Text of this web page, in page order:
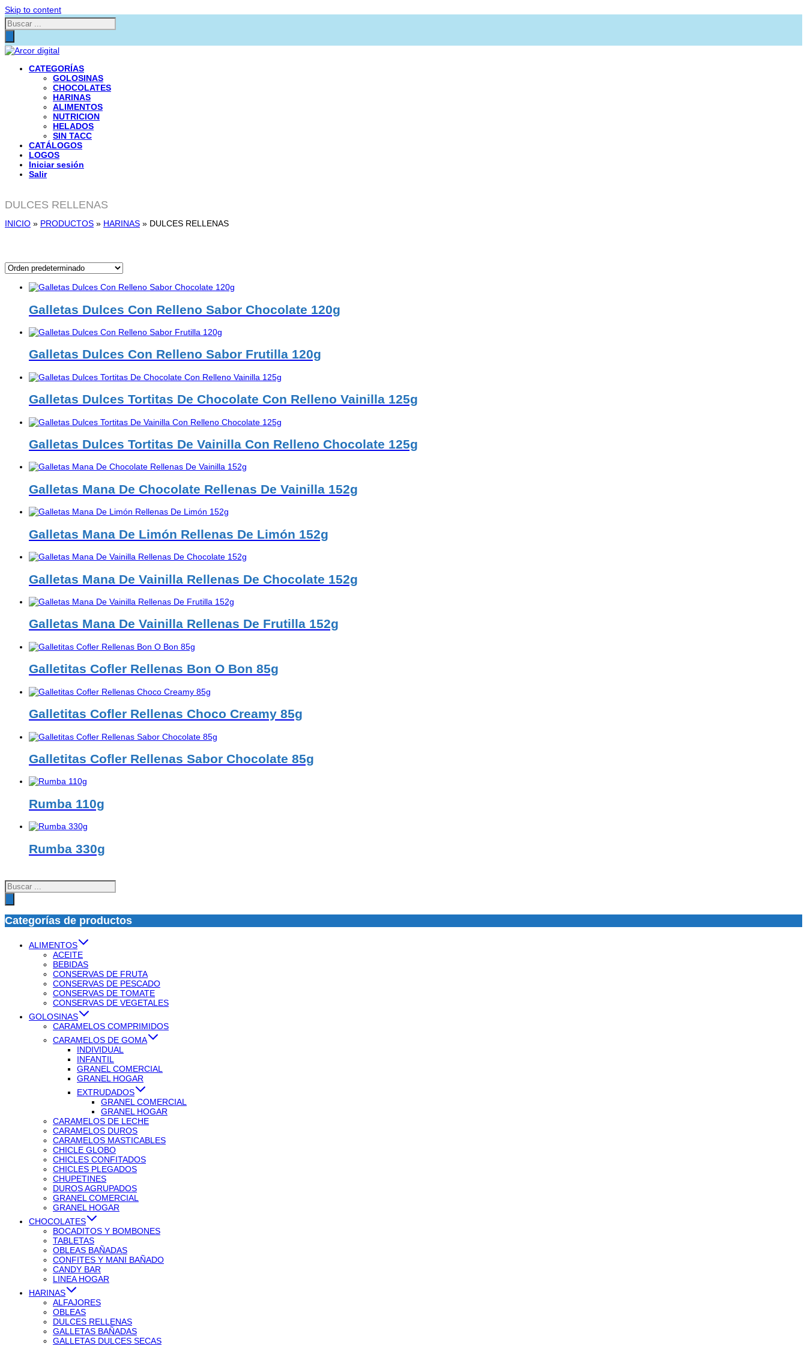
Skip to content
Búsqueda
de
productos
CATEGORÍAS
GOLOSINAS
CHOCOLATES
HARINAS
ALIMENTOS
NUTRICION
HELADOS
SIN TACC
CATÁLOGOS
LOGOS
Iniciar sesión
Salir
DULCES RELLENAS
INICIO » PRODUCTOS » HARINAS » DULCES RELLENAS
Galletas Dulces Con Relleno Sabor Chocolate 120g
Galletas Dulces Con Relleno Sabor Frutilla 120g
Galletas Dulces Tortitas De Chocolate Con Relleno Vainilla 125g
Galletas Dulces Tortitas De Vainilla Con Relleno Chocolate 125g
Galletas Mana De Chocolate Rellenas De Vainilla 152g
Galletas Mana De Limón Rellenas De Limón 152g
Galletas Mana De Vainilla Rellenas De Chocolate 152g
Galletas Mana De Vainilla Rellenas De Frutilla 152g
Galletitas Cofler Rellenas Bon O Bon 85g
Galletitas Cofler Rellenas Choco Creamy 85g
Galletitas Cofler Rellenas Sabor Chocolate 85g
Rumba 110g
Rumba 330g
Búsqueda
de
productos
Categorías de productos
ALIMENTOS
ACEITE
BEBIDAS
CONSERVAS DE FRUTA
CONSERVAS DE PESCADO
CONSERVAS DE TOMATE
CONSERVAS DE VEGETALES
GOLOSINAS
CARAMELOS COMPRIMIDOS
CARAMELOS DE GOMA
INDIVIDUAL
INFANTIL
GRANEL COMERCIAL
GRANEL HOGAR
EXTRUDADOS
GRANEL COMERCIAL
GRANEL HOGAR
CARAMELOS DE LECHE
CARAMELOS DUROS
CARAMELOS MASTICABLES
CHICLE GLOBO
CHICLES CONFITADOS
CHICLES PLEGADOS
CHUPETINES
DUROS AGRUPADOS
GRANEL COMERCIAL
GRANEL HOGAR
CHOCOLATES
BOCADITOS Y BOMBONES
TABLETAS
OBLEAS BAÑADAS
CONFITES Y MANI BAÑADO
CANDY BAR
LINEA HOGAR
HARINAS
ALFAJORES
OBLEAS
DULCES RELLENAS
GALLETAS BAÑADAS
GALLETAS DULCES SECAS